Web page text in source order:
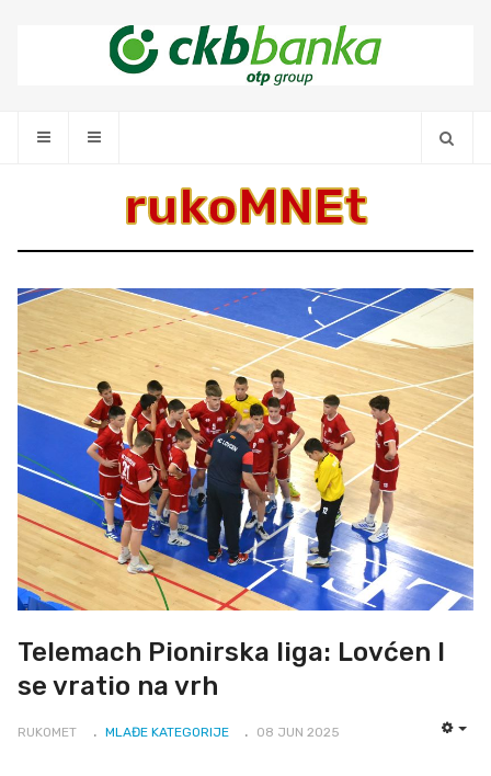
rukoMNEt
Telemach Pionirska liga: Lovćen I
se vratio na vrh
RUKOMET MLAĐE KATEGORIJE 08 JUN 2025